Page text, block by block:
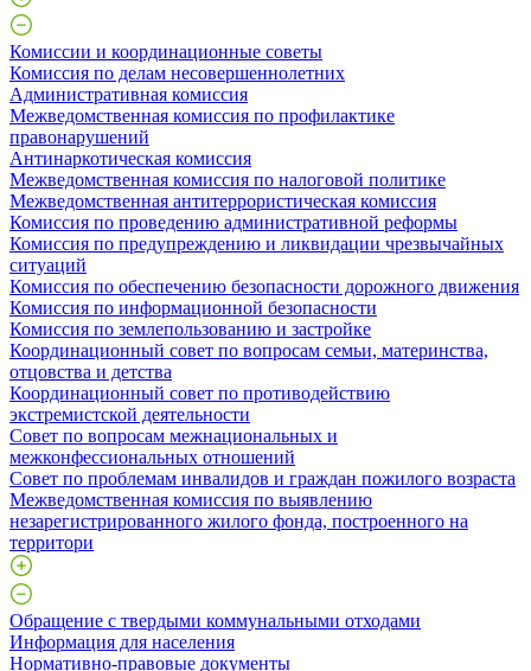
Комиссии и координационные советы
Комиссия по делам несовершеннолетних
Административная комиссия
Межведомственная комиссия по профилактике
правонарушений
Антинаркотическая комиссия
Межведомственная комиссия по налоговой политике
Межведомственная антитеррористическая комиссия
Комиссия по проведению административной реформы
Комиссия по предупреждению и ликвидации чрезвычайных
ситуаций
Комиссия по обеспечению безопасности дорожного движения
Комиссия по информационной безопасности
Комиссия по землепользованию и застройке
Координационный совет по вопросам семьи, материнства,
отцовства и детства
Координационный совет по противодействию
экстремистской деятельности
Совет по вопросам межнациональных и
межконфессиональных отношений
Совет по проблемам инвалидов и граждан пожилого возраста
Межведомственная комиссия по выявлению
незарегистрированного жилого фонда, построенного на
территори
Обращение с твердыми коммунальными отходами
Информация для населения
Нормативно-правовые документы